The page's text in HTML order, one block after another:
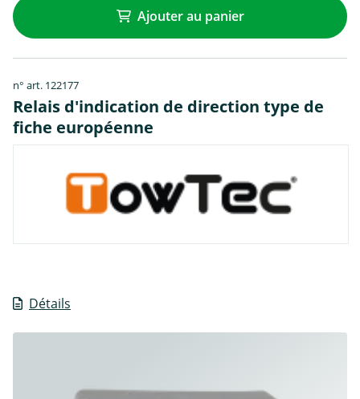
Ajouter au panier
n° art. 122177
Relais d'indication de direction type de
fiche européenne
Détails